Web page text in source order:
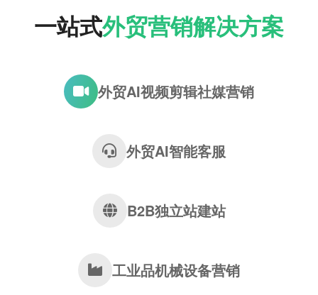
一站式外贸营销解决方案
外贸AI视频剪辑社媒营销
外贸AI智能客服
B2B独立站建站
工业品机械设备营销